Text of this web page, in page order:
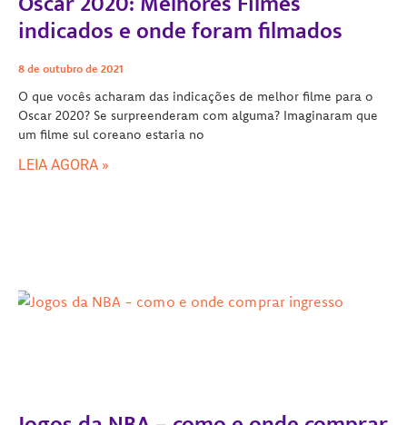
indicados e onde foram filmados
8 de outubro de 2021
O que vocês acharam das indicações de melhor filme para o
Oscar 2020? Se surpreenderam com alguma? Imaginaram que
um filme sul coreano estaria no
LEIA AGORA »